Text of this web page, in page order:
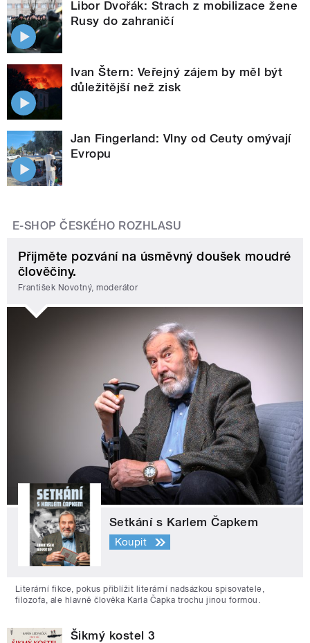
Libor Dvořák: Strach z mobilizace žene
Rusy do zahraničí
Ivan Štern: Veřejný zájem by měl být
důležitější než zisk
Jan Fingerland: Vlny od Ceuty omývají
Evropu
E-SHOP ČESKÉHO ROZHLASU
Přijměte pozvání na úsměvný doušek moudré
člověčiny.
František Novotný, moderátor
Setkání s Karlem Čapkem
Koupit
Literární fikce, pokus přiblížit literární nadsázkou spisovatele,
filozofa, ale hlavně člověka Karla Čapka trochu jinou formou.
Šikmý kostel 3